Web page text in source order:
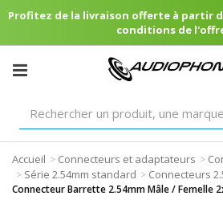
Profitez de la livraison offerte à partir
conditions de
Accueil > Connecteurs et adaptateurs >
> Série 2.54mm standard > Connecteurs
Connecteur Barrette 2.54mm Mâle / Femelle